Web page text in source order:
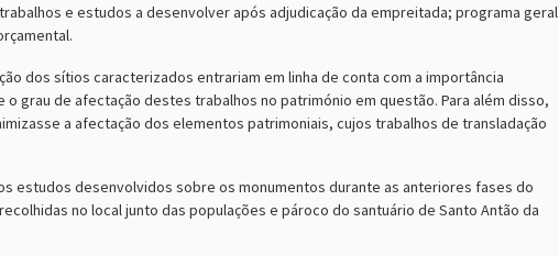
e estudos a desenvolver após adjudicação da empreitada; programa geral
dos sítios caracterizados entrariam em linha de conta com a importância
grau de afectação destes trabalhos no património em questão. Para além disso,
a afectação dos elementos patrimoniais, cujos trabalhos de transladação
estudos desenvolvidos sobre os monumentos durante as anteriores fases do
no local junto das populações e pároco do santuário de Santo Antão da